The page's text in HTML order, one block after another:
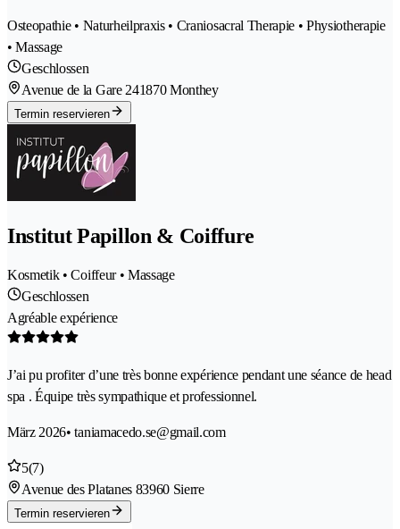
Osteopathie • Naturheilpraxis • Craniosacral Therapie • Physiotherapie
• Massage
Geschlossen
Avenue de la Gare 241870 Monthey
Termin reservieren
Institut Papillon & Coiffure
Kosmetik • Coiffeur • Massage
Geschlossen
Agréable expérience
J’ai pu profiter d’une très bonne expérience pendant une séance de head
spa . Équipe très sympathique et professionnel.
März 2026• taniamacedo.se@gmail.com
5(7)
Avenue des Platanes 83960 Sierre
Termin reservieren